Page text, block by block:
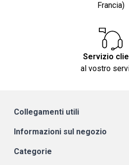
Francia)
Servizio
al vostro
Collegamenti utili
Informazioni sul negozio
Categorie